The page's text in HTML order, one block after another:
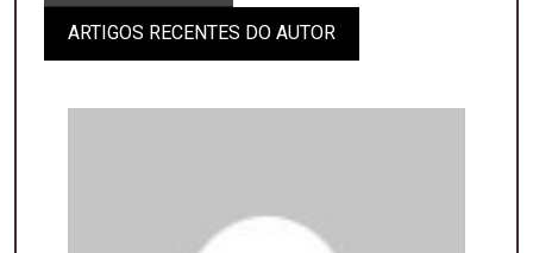
ARTIGOS RECENTES DO AUTOR